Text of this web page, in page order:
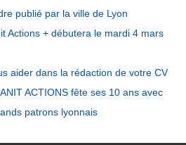
publié par la ville de Lyon
Actions + débutera le mardi 4 mars
aider dans la rédaction de votre CV
ACTIONS fête ses 10 ans avec
patrons lyonnais